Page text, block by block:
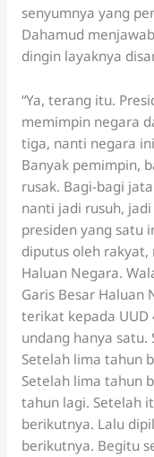
senyumnya yang
Dahamud
dingin layaknya
“Ya, terang itu.
memimpin negara
tiga, nanti negara
Banyak pemimpin,
rusak. Bagi-bagi
nanti jadi rusuh,
presiden yang satu
diputus oleh rakyat,
Haluan Negara.
Garis Besar Haluan
terikat kepada UUD
undang hanya
Setelah lima tahun
Setelah lima tahun
tahun lagi. Setelah
berikutnya. Lalu
berikutnya. Begitu